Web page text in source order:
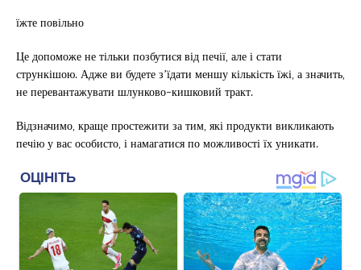
їжте повільно
Це допоможе не тільки позбутися від печії, але і стати
стрункішою. Адже ви будете з’їдати меншу кількість їжі, а значить,
не перевантажувати шлунково-кишковий тракт.
Відзначимо, краще простежити за тим, які продукти викликають
печію у вас особисто, і намагатися по можливості їх уникати.